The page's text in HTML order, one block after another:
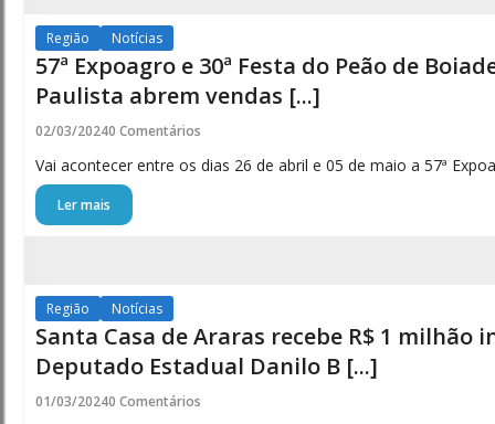
Porto
Ferreira
Online
-
Porto
Online
as
notícias
Região Notícias
57ª Expoagro e 30ª Festa do Peão de
Paulista abrem vendas [...]
02/03/20240 Comentários
Vai acontecer entre os dias 26 de abril e 05 de maio a 57ª
Ler mais
Região Notícias
Santa Casa de Araras recebe R$ 1 milhão
Deputado Estadual Danilo B [...]
01/03/20240 Comentários